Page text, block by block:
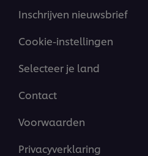
Inschrijven nieuwsbrief
Cookie-instellingen
Selecteer je land
Contact
Voorwaarden
Privacyverklaring